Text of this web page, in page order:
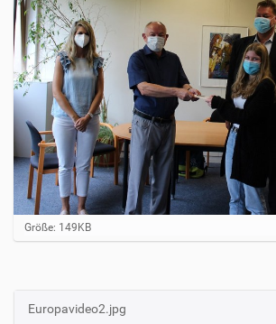
Z
e
B
Größe: 149KB
N
Europavideo2.jpg